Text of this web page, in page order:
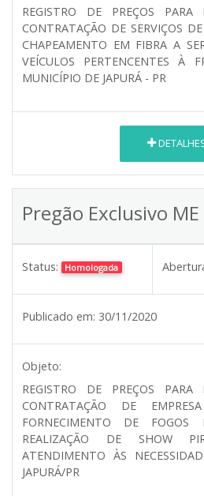
REGISTRO DE PREÇOS PARA
CONTRATAÇÃO DE SERVIÇOS
CHAPEAMENTO EM FIBRA A
VEÍCULOS PERTENCENTES À
MUNICÍPIO DE JAPURÁ - PR
Pregão Exclusivo
Status: Homologada
Publicado em: 30/11/2020
Objeto:
REGISTRO DE PREÇOS PARA
CONTRATAÇÃO DE
FORNECIMENTO DE FOGOS
REALIZAÇÃO DE SHOW
ATENDIMENTO ÀS
JAPURÁ/PR